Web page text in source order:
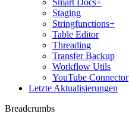
Smart Docs+
Staging
Stringfunctions+
Table Editor
Threading
Transfer Backup
Workflow Utils
YouTube Connector
Letzte Aktualisierungen
Breadcrumbs